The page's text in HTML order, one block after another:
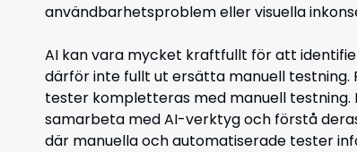
användbarhetsproblem eller visuella
AI kan vara mycket kraftfullt för att
därför inte fullt ut ersätta manuell
tester kompletteras med manuell
samarbeta med AI-verktyg och förstå
där manuella och automatiserade tester